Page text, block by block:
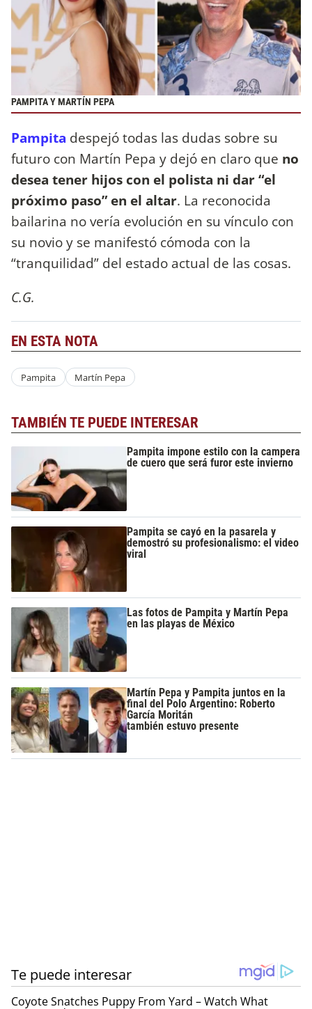
PAMPITA Y MARTÍN PEPA
Pampita despejó todas las dudas sobre su
futuro con Martín Pepa y dejó en claro que no
desea tener hijos con el polista ni dar “el
próximo paso” en el altar. La reconocida
bailarina no vería evolución en su vínculo con
su novio y se manifestó cómoda con la
“tranquilidad” del estado actual de las cosas.
C.G.
EN ESTA NOTA
Pampita Martín Pepa
TAMBIÉN TE PUEDE INTERESAR
Pampita impone estilo con la campera
de cuero que será furor este invierno
Pampita se cayó en la pasarela y
demostró su profesionalismo: el video
viral
Las fotos de Pampita y Martín Pepa
en las playas de México
Martín Pepa y Pampita juntos en la
final del Polo Argentino: Roberto
García Moritán
también estuvo presente